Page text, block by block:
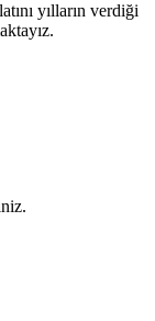
yılların verdiği